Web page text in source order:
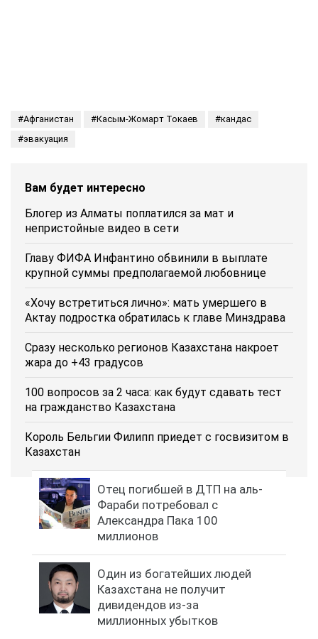
Афганистан Касым-Жомарт Токаев
кандас
эвакуация
Вам будет интересно
Блогер из Алматы поплатился за мат и
непристойные видео в сети
Главу ФИФА Инфантино обвинили в выплате
крупной суммы предполагаемой любовнице
«Хочу встретиться лично»: мать умершего в
Актау подростка обратилась к главе Минздрава
Сразу несколько регионов Казахстана накроет
жара до +43 градусов
100 вопросов за 2 часа: как будут сдавать тест
на гражданство Казахстана
Король Бельгии Филипп приедет с госвизитом в
Казахстан
Отец погибшей в ДТП на аль-
Фараби потребовал с
Александра Пака 100
миллионов
Один из богатейших людей
Казахстана не получит
дивидендов из-за
миллионных убытков